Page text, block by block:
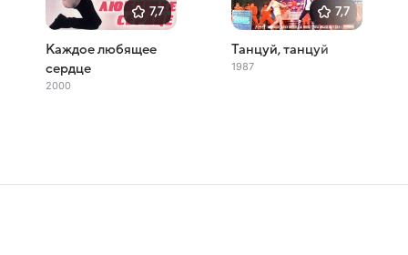
7,7
Каждое любящее
сердце
2000
7,7
Танцуй, танцуй
1987